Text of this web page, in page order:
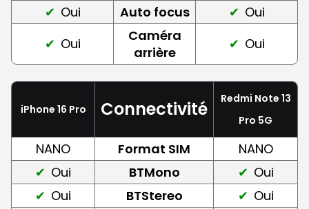
Oui
Auto focus
Oui
Oui
Caméra
arrière
Oui
iPhone 16 Pro Connectivité
Redmi Note 13
Pro 5G
NANO Format SIM
NANO
Oui
BTMono
Oui
Oui
BTStereo
Oui